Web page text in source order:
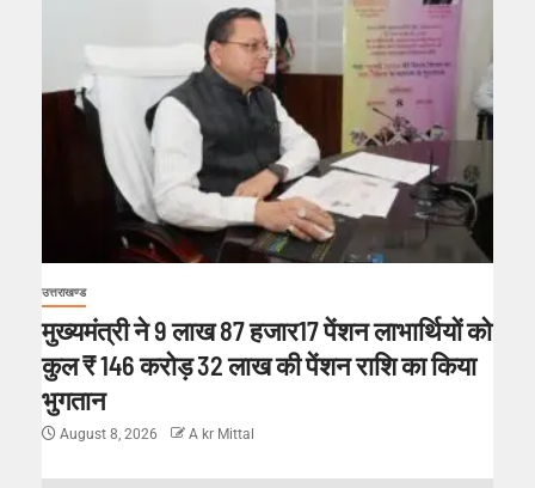
उत्तराखण्ड
मुख्यमंत्री ने 9 लाख 87 हजार17 पेंशन लाभार्थियों को
कुल ₹ 146 करोड़ 32 लाख की पेंशन राशि का किया
भुगतान
August 8, 2026 A kr Mittal